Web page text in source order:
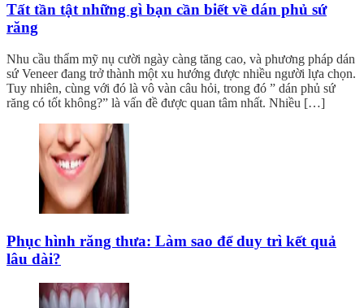
Tất tần tật những gì bạn cần biết về dán phủ sứ
răng
Nhu cầu thẩm mỹ nụ cười ngày càng tăng cao, và phương pháp dán
sứ Veneer đang trở thành một xu hướng được nhiều người lựa chọn.
Tuy nhiên, cùng với đó là vô vàn câu hỏi, trong đó ” dán phủ sứ
răng có tốt không?” là vấn đề được quan tâm nhất. Nhiều […]
Phục hình răng thưa: Làm sao để duy trì kết quả
lâu dài?